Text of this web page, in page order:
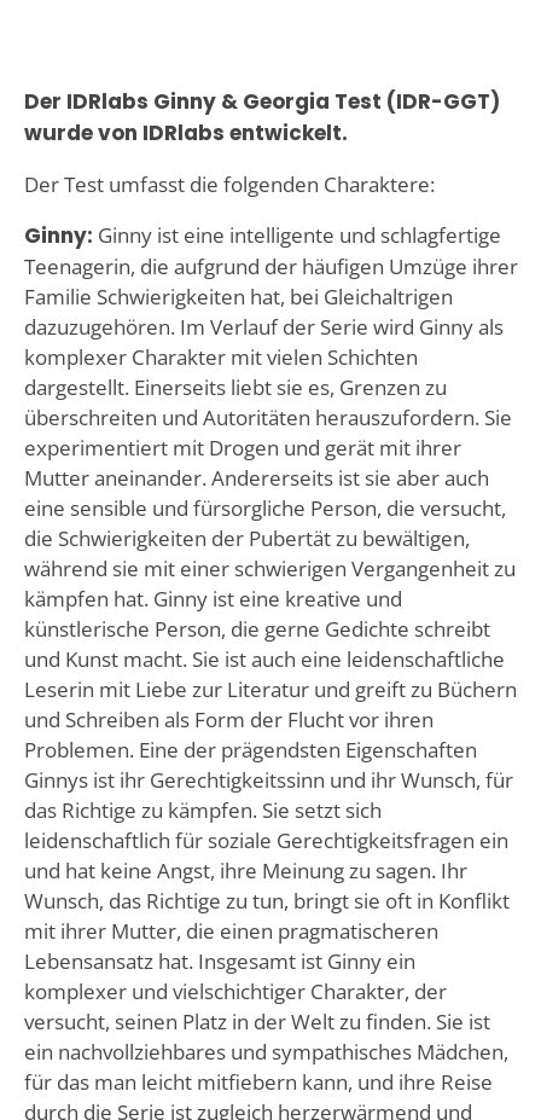
Der IDRlabs Ginny & Georgia Test (IDR-GGT)
wurde von IDRlabs entwickelt.
Der Test umfasst die folgenden Charaktere:
Ginny: Ginny ist eine intelligente und schlagfertige
Teenagerin, die aufgrund der häufigen Umzüge ihrer
Familie Schwierigkeiten hat, bei Gleichaltrigen
dazuzugehören. Im Verlauf der Serie wird Ginny als
komplexer Charakter mit vielen Schichten
dargestellt. Einerseits liebt sie es, Grenzen zu
überschreiten und Autoritäten herauszufordern. Sie
experimentiert mit Drogen und gerät mit ihrer
Mutter aneinander. Andererseits ist sie aber auch
eine sensible und fürsorgliche Person, die versucht,
die Schwierigkeiten der Pubertät zu bewältigen,
während sie mit einer schwierigen Vergangenheit zu
kämpfen hat. Ginny ist eine kreative und
künstlerische Person, die gerne Gedichte schreibt
und Kunst macht. Sie ist auch eine leidenschaftliche
Leserin mit Liebe zur Literatur und greift zu Büchern
und Schreiben als Form der Flucht vor ihren
Problemen. Eine der prägendsten Eigenschaften
Ginnys ist ihr Gerechtigkeitssinn und ihr Wunsch, für
das Richtige zu kämpfen. Sie setzt sich
leidenschaftlich für soziale Gerechtigkeitsfragen ein
und hat keine Angst, ihre Meinung zu sagen. Ihr
Wunsch, das Richtige zu tun, bringt sie oft in Konflikt
mit ihrer Mutter, die einen pragmatischeren
Lebensansatz hat. Insgesamt ist Ginny ein
komplexer und vielschichtiger Charakter, der
versucht, seinen Platz in der Welt zu finden. Sie ist
ein nachvollziehbares und sympathisches Mädchen,
für das man leicht mitfiebern kann, und ihre Reise
durch die Serie ist zugleich herzerwärmend und